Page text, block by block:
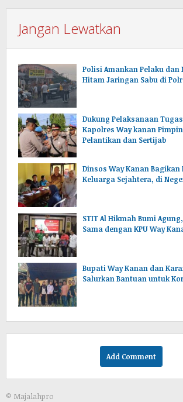
Jangan Lewatkan
Polisi Amankan Pelaku dan
Hitam Jaringan Sabu di
Dukung Pelaksanaan
Kapolres Way kanan
Pelantikan dan Sertijab
Dinsos Way Kanan Bagikan
Keluarga Sejahtera, di
STIT Al Hikmah Bumi
Sama dengan KPU Way
Bupati Way Kanan dan
Salurkan Bantuan untuk
Add Comment
© Majalahpro